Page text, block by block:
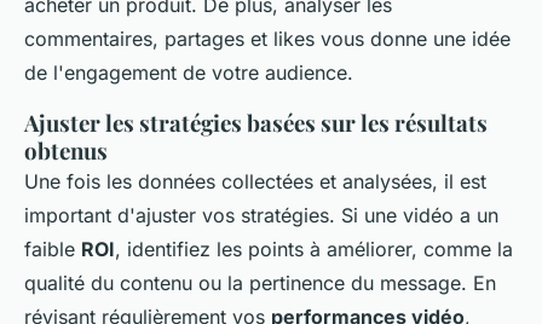
acheter un produit. De plus, analyser les
commentaires, partages et likes vous donne une idée
de l'engagement de votre audience.
Ajuster les stratégies basées sur les résultats
obtenus
Une fois les données collectées et analysées, il est
important d'ajuster vos stratégies. Si une vidéo a un
faible ROI, identifiez les points à améliorer, comme la
qualité du contenu ou la pertinence du message. En
révisant régulièrement vos performances vidéo,